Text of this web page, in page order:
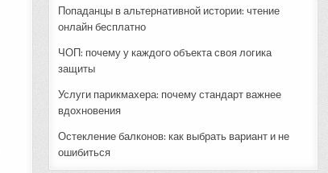
Попаданцы в альтернативной истории: чтение
онлайн бесплатно
ЧОП: почему у каждого объекта своя логика
защиты
Услуги парикмахера: почему стандарт важнее
вдохновения
Остекление балконов: как выбрать вариант и не
ошибиться